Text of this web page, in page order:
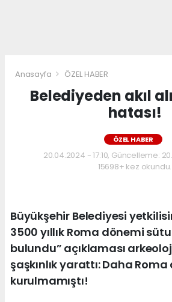
Anasayfa ÖZEL HABER
Belediyeden akıl
hatası!
ÖZEL HABER
20.04.2024 - 17:10, Güncelleme:
15698+ kez okundu.
Büyükşehir Belediyesi
3500 yıllık Roma dönemi
bulundu” açıklaması
şaşkınlık yarattı: Daha
kurulmamıştı!